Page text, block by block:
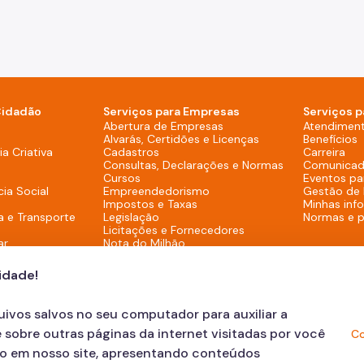
(Rodapé - Desktop)
Criativa
Social
e Transporte
Serviços para Empresas
Abertura de Empresas
Alvarás, Certidões e Licenças
Cadastros
Consultas, Declarações e Normas
Cursos
Empreendedorismo
Impostos e Taxas
Legislação
Licitações e Fornecedores
Nota do Milhão
Serviços
Benefícios
Carreira
Eventos
Gestão de
Minhas
Normas e
salvos no seu computador para auxiliar a
outras páginas da internet visitadas por você
em nosso site, apresentando conteúdos